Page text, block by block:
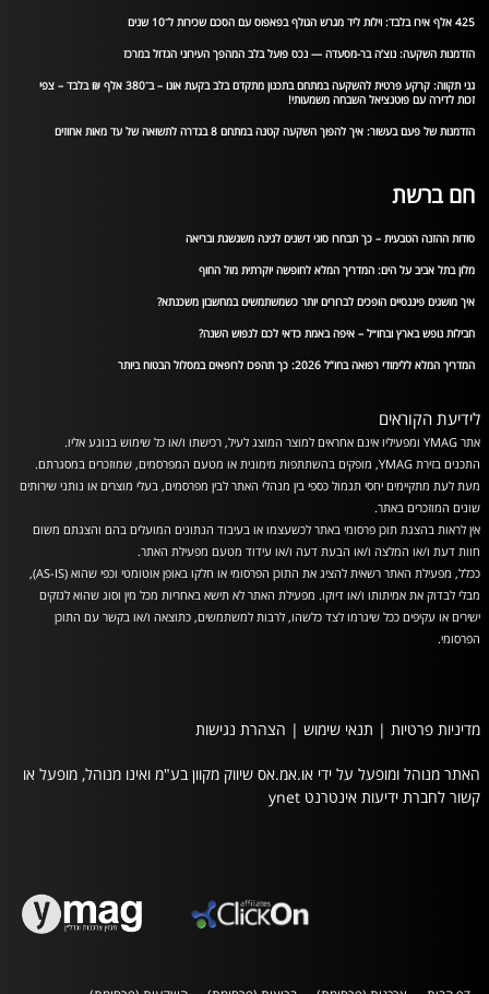
425 אלף אירו בלבד: וילות ליד מגרש הגולף בפאפוס עם הסכם שכירות ל־10 שנים
הזדמנות השקעה: נוצ’ה בר-מסעדה — נכס פועל בלב המהפך העירוני הגדול במרכז
גני תקווה: קרקע פרטית להשקעה במתחם בתכנון מתקדם בלב בקעת אונו – ב־380 אלף ₪ בלבד – צפי
זכות לדירה עם פוטנציאל השבחה משמעותי!
הזדמנות של פעם בעשור: איך להפוך השקעה קטנה במתחם 8 בגדרה לתשואה של עד מאות אחוזים
חם ברשת
סודות ההזנה הטבעית – כך תבחרו סוגי דשנים לגינה משגשגת ובריאה
מלון בתל אביב על הים: המדריך המלא לחופשה יוקרתית מול החוף
איך מושגים פיננסיים הופכים לברורים יותר כשמשתמשים במחשבון משכנתא?
חבילות נופש בארץ ובחו״ל – איפה באמת כדאי לכם לנפוש השנה?
המדריך המלא ללימודי רפואה בחו”ל 2026: כך תהפכו לרופאים במסלול הבטוח ביותר
לידיעת הקוראים
אתר YMAG ומפעיליו אינם אחראים למוצר המוצג לעיל, רכישתו ו/או כל שימוש בנוגע אליו.
התכנים בזירת YMAG, מופקים בהשתתפות מימונית או מטעם המפרסמים, שמוזכרים במסגרתם.
מעת לעת מתקיימים יחסי תגמול כספי בין מנהלי האתר לבין מפרסמים, בעלי מוצרים או נותני שירותים
שונים המוזכרים באתר.
אין לראות בהצגת תוכן פרסומי באתר לכשעצמו או בעיבוד הנתונים המועלים בהם והצגתם משום
חוות דעת ו/או המלצה ו/או הבעת דעה ו/או עידוד מטעם מפעילת האתר.
ככלל, מפעילת האתר רשאית להציג את התוכן הפרסומי או חלקו באופן אוטומטי וכפי שהוא (AS-IS),
מבלי לבדוק את אמיתותו ו/או דיוקו. מפעילת האתר לא תישא באחריות מכל מין וסוג שהוא לנזקים
ישירים או עקיפים ככל שיגרמו לצד כלשהו, לרבות למשתמשים, כתוצאה ו/או בקשר עם התוכן
הפרסומי.
מדיניות פרטיות | תנאי שימוש | הצהרת נגישות
האתר מנוהל ומופעל על ידי או.אמ.אס שיווק מקוון בע"מ ואינו מנוהל, מופעל או
קשור לחברת ידיעות אינטרנט ynet